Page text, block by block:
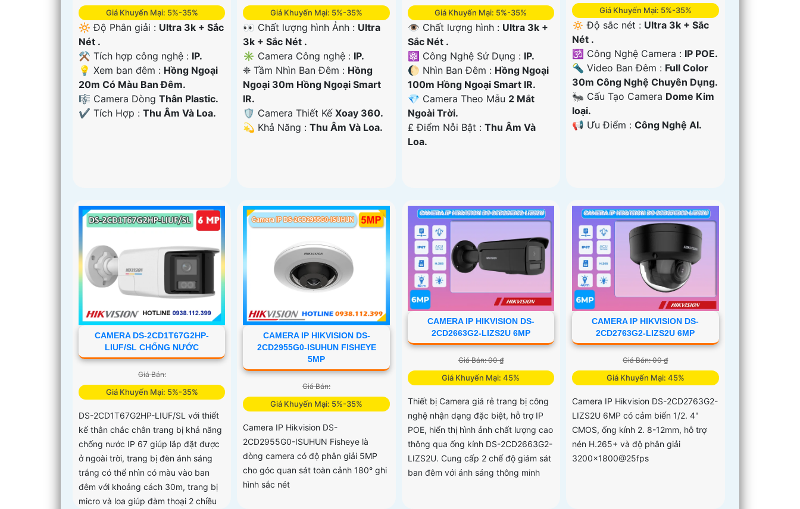
Giá Khuyến Mại: 5%-35%
🔆 Độ Phân giải : Ultra 3k + Sắc
Nét .
⚒ Tích hợp công nghệ : IP.
💡 Xem ban đêm : Hồng Ngoại
20m Có Màu Ban Ðêm.
🎼️ Camera Dòng Thân Plastic.
️✔️ Tích Hợp : Thu Âm Và Loa.
Giá Khuyến Mại: 5%-35%
👀 Chất lượng hình Ảnh : Ultra
3k + Sắc Nét .
✳️ Camera Công nghệ : IP.
❈ Tầm Nhìn Ban Đêm : Hồng
Ngoại 30m Hồng Ngoại Smart
IR.
🛡 Camera Thiết KếXoay 360.
️💫 Khả Năng :Thu Âm Và Loa.
Giá Khuyến Mại: 5%-35%
👁 Chất lượng hình : Ultra 3k +
Sắc Nét .
⚛️ Công Nghệ Sử Dụng : IP.
🌔 Nhìn Ban Đêm : Hồng Ngoại
100m Hồng Ngoại Smart IR.
💎 Camera Theo Mẫu 2 Mắt
Ngoài Trời.
️₤ Điểm Nỗi Bật : Thu Âm Và
Loa.
Giá Khuyến Mại: 5%-35%
🔅 Độ sắc nét : Ultra 3k + Sắc
Nét .
🕉️ Công Nghệ Camera : IP POE.
🔦 Video Ban Đêm : Full Color
30m Công Nghệ Chuyên Dụng.
🐜 Cấu Tạo Camera Dome Kim
loại.
️📢 Ưu Điểm :Công Nghệ AI.
CAMERA DS-2CD1T67G2HP-
LIUF/SL CHỐNG NƯỚC
Giá Bán:
Giá Khuyến Mại: 5%-35%
DS-2CD1T67G2HP-LIUF/SL với thiết
kế thân chắc chắn trang bị khả năng
chống nước IP 67 giúp lắp đặt được
ở ngoài trời, trang bị đèn ánh sáng
trắng có thể nhìn có màu vào ban
đêm với khoảng cách 30m, trang bị
micro và loa giúp đàm thoại 2 chiều
CAMERA IP HIKVISION DS-
2CD2955G0-ISUHUN FISHEYE
5MP
Giá Bán:
Giá Khuyến Mại: 5%-35%
Camera IP Hikvision DS-
2CD2955G0-ISUHUN Fisheye là
dòng camera có độ phân giải 5MP
cho góc quan sát toàn cảnh 180° ghi
hình sắc nét
CAMERA IP HIKVISION DS-
2CD2663G2-LIZS2U 6MP
Giá Bán: 00 ₫
Giá Khuyến Mại: 45%
Thiết bị Camera giá rẻ trang bị công
nghệ nhận dạng đặc biệt, hỗ trợ IP
POE, hiển thị hình ảnh chất lượng cao
thông qua ống kính DS-2CD2663G2-
LIZS2U. Cung cấp 2 chế độ giám sát
ban đêm với ánh sáng thông minh
CAMERA IP HIKVISION DS-
2CD2763G2-LIZS2U 6MP
Giá Bán: 00 ₫
Giá Khuyến Mại: 45%
Camera IP Hikvision DS-2CD2763G2-
LIZS2U 6MP có cảm biến 1/2. 4"
CMOS, ống kính 2. 8-12mm, hỗ trợ
nén H.265+ và độ phân giải
3200x1800@25fps